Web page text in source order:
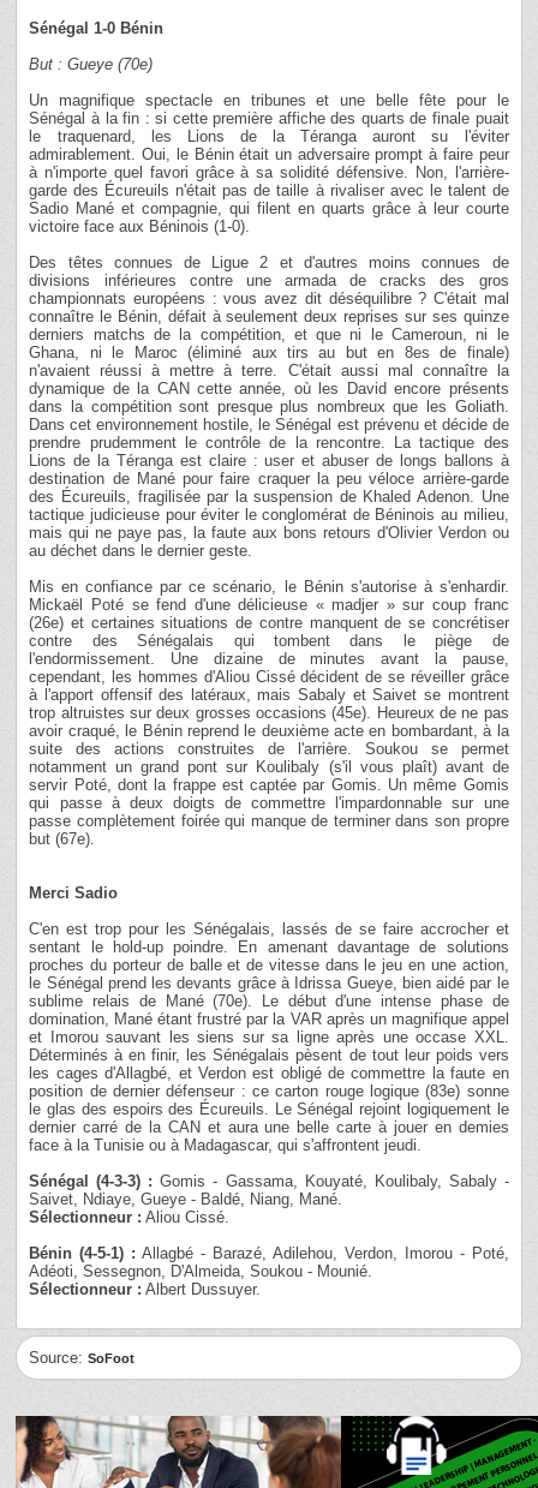
Sénégal 1-0 Bénin
But : Gueye (70e)
Un magnifique spectacle en tribunes et une belle fête pour le
Sénégal à la fin : si cette première affiche des quarts de finale puait
le traquenard, les Lions de la Téranga auront su l'éviter
admirablement. Oui, le Bénin était un adversaire prompt à faire peur
à n'importe quel favori grâce à sa solidité défensive. Non, l'arrière-
garde des Écureuils n'était pas de taille à rivaliser avec le talent de
Sadio Mané et compagnie, qui filent en quarts grâce à leur courte
victoire face aux Béninois (1-0).
Des têtes connues de Ligue 2 et d'autres moins connues de
divisions inférieures contre une armada de cracks des gros
championnats européens : vous avez dit déséquilibre ? C'était mal
connaître le Bénin, défait à seulement deux reprises sur ses quinze
derniers matchs de la compétition, et que ni le Cameroun, ni le
Ghana, ni le Maroc (éliminé aux tirs au but en 8es de finale)
n'avaient réussi à mettre à terre. C'était aussi mal connaître la
dynamique de la CAN cette année, où les David encore présents
dans la compétition sont presque plus nombreux que les Goliath.
Dans cet environnement hostile, le Sénégal est prévenu et décide de
prendre prudemment le contrôle de la rencontre. La tactique des
Lions de la Téranga est claire : user et abuser de longs ballons à
destination de Mané pour faire craquer la peu véloce arrière-garde
des Écureuils, fragilisée par la suspension de Khaled Adenon. Une
tactique judicieuse pour éviter le conglomérat de Béninois au milieu,
mais qui ne paye pas, la faute aux bons retours d'Olivier Verdon ou
au déchet dans le dernier geste.
Mis en confiance par ce scénario, le Bénin s'autorise à s'enhardir.
Mickaël Poté se fend d'une délicieuse « madjer » sur coup franc
(26e) et certaines situations de contre manquent de se concrétiser
contre des Sénégalais qui tombent dans le piège de
l'endormissement. Une dizaine de minutes avant la pause,
cependant, les hommes d'Aliou Cissé décident de se réveiller grâce
à l'apport offensif des latéraux, mais Sabaly et Saivet se montrent
trop altruistes sur deux grosses occasions (45e). Heureux de ne pas
avoir craqué, le Bénin reprend le deuxième acte en bombardant, à la
suite des actions construites de l'arrière. Soukou se permet
notamment un grand pont sur Koulibaly (s'il vous plaît) avant de
servir Poté, dont la frappe est captée par Gomis. Un même Gomis
qui passe à deux doigts de commettre l'impardonnable sur une
passe complètement foirée qui manque de terminer dans son propre
but (67e).
Merci Sadio
C'en est trop pour les Sénégalais, lassés de se faire accrocher et
sentant le hold-up poindre. En amenant davantage de solutions
proches du porteur de balle et de vitesse dans le jeu en une action,
le Sénégal prend les devants grâce à Idrissa Gueye, bien aidé par le
sublime relais de Mané (70e). Le début d'une intense phase de
domination, Mané étant frustré par la VAR après un magnifique appel
et Imorou sauvant les siens sur sa ligne après une occase XXL.
Déterminés à en finir, les Sénégalais pèsent de tout leur poids vers
les cages d'Allagbé, et Verdon est obligé de commettre la faute en
position de dernier défenseur : ce carton rouge logique (83e) sonne
le glas des espoirs des Écureuils. Le Sénégal rejoint logiquement le
dernier carré de la CAN et aura une belle carte à jouer en demies
face à la Tunisie ou à Madagascar, qui s'affrontent jeudi.
Sénégal (4-3-3) : Gomis - Gassama, Kouyaté, Koulibaly, Sabaly -
Saivet, Ndiaye, Gueye - Baldé, Niang, Mané.
Sélectionneur : Aliou Cissé.
Bénin (4-5-1) : Allagbé - Barazé, Adilehou, Verdon, Imorou - Poté,
Adéoti, Sessegnon, D'Almeida, Soukou - Mounié.
Sélectionneur : Albert Dussuyer.
Source:SoFoot